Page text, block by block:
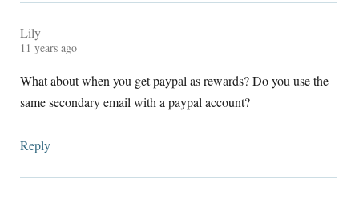
Lily
11 years ago
What about when you get paypal as rewards?Do you use the
same secondary email with a paypal account?
Reply